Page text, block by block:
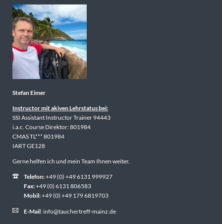
Stefan Eimer
Instructor mit akiven Lehrstatus bei:
SSI Assistant Instructor Trainer 94443
i.a.c. Course Direktor: 801984
CMAS TL*** 801984
IART GE128
Gerne helfen ich und mein Team Ihnen weiter.
Telefon:+49 (0) +49 6131 999927
Fax:+49 (0) 6131 806583
Mobil:+49 (0) +49 179 6819703
E-Mail: info@tauchertreff-mainz.de